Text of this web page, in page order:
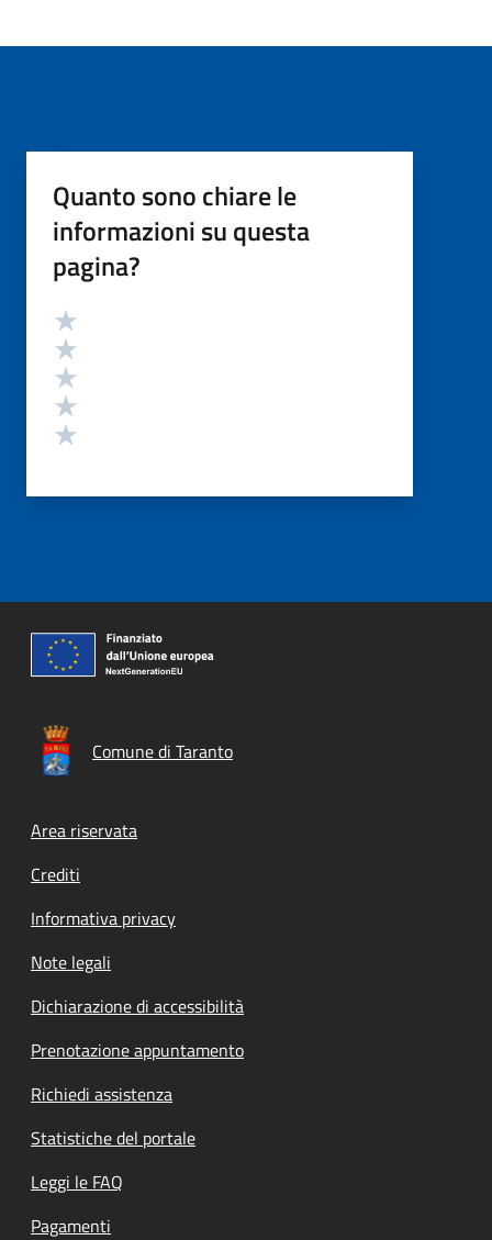
Quanto sono chiare le
informazioni su questa
pagina?
Valutazione
Comune di Taranto
Footer menu
Area riservata
Crediti
Informativa privacy
Note legali
Dichiarazione di accessibilità
Prenotazione appuntamento
Richiedi assistenza
Statistiche del portale
Leggi le FAQ
Pagamenti